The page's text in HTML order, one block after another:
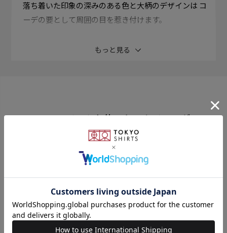
落ち着いた印象の深みのある色と大柄のデザインは コ
ーデの要として周囲の目を惹き付けます。
シルク100%の柔らかな風合いは手に馴染み、気持ちよ
地に染み込むのを防いでくれます。
絹100%
全長：約145cm 大剣幅：8.0cm
もっと見る
このアイテムを使ったスタイリング